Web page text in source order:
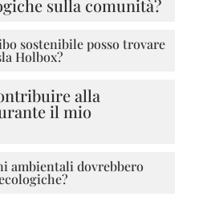
sulla comunità?
sostenibile posso trovare
Holbox?
alla
il mio
ambientali dovrebbero